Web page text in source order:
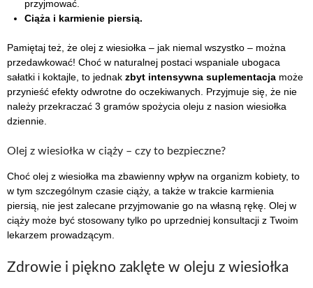
przyjmować.
Ciąża i karmienie piersią.
Pamiętaj też, że olej z wiesiołka – jak niemal wszystko – można
przedawkować! Choć w naturalnej postaci wspaniale ubogaca
sałatki i koktajle, to jednak zbyt intensywna suplementacja może
przynieść efekty odwrotne do oczekiwanych. Przyjmuje się, że nie
należy przekraczać 3 gramów spożycia oleju z nasion wiesiołka
dziennie.
Olej z wiesiołka w ciąży – czy to bezpieczne?
Choć olej z wiesiołka ma zbawienny wpływ na organizm kobiety, to
w tym szczególnym czasie ciąży, a także w trakcie karmienia
piersią, nie jest zalecane przyjmowanie go na własną rękę. Olej w
ciąży może być stosowany tylko po uprzedniej konsultacji z Twoim
lekarzem prowadzącym.
Zdrowie i piękno zaklęte w oleju z wiesiołka